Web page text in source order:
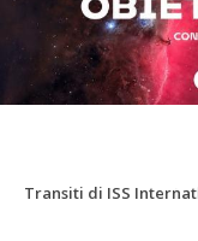
La Luna
Le